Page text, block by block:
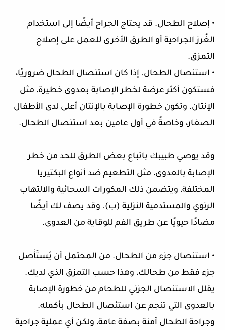
• إصلاح الطحال. قد يحتاج الجراح أيضًا إلى استخدام
الغُرز الجراحية أو الطرق الأخرى للعمل على إصلاح
التمزق.
• استئصال الطحال. إذا كان استئصال الطحال ضروريًا،
فستكون أكثر عرضة لخطر الإصابة بعدوى خطيرة، مثل
الإنتان. وتكون خطورة الإصابة بالإنتان أعلى لدى الأطفال
الصغار، وخاصةً في أول عامين بعد استئصال الطحال.
وقد يوصي طبيبك باتباع بعض الطرق للحد من خطر
الإصابة بالعدوى، مثل التطعيم ضد أنواع البكتيريا
المختلفة، ويتضمن ذلك المكورات السحائية والالتهاب
الرئوي والمستدمية النزلية (ب). وقد يصف لك أيضًا
مضادًا حيويًا عن طريق الفم للوقاية من العدوى.
• استئصال جزء من الطحال. من المحتمل أن يُستَأْصل
جزء فقط من طحالك، وهذا حسب التمزق الذي لديك.
يقلل الاستئصال الجزئي للطحام من خطورة الإصابة
بالعدوى التي تنجم عن استئصال الطحال بأكمله.
وجراحة الطحال آمنة بصفة عامة، ولكن أي عملية جراحية